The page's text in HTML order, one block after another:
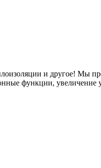
и другое! Мы
функции,